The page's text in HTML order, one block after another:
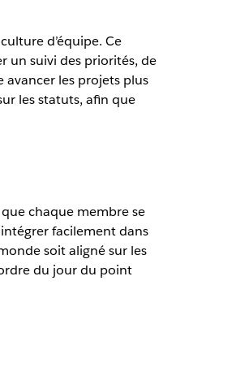
d’équipe. Ce
un suivi des priorités, de
les projets plus
les statuts, afin que
chaque membre se
facilement dans
soit aligné sur les
du jour du point